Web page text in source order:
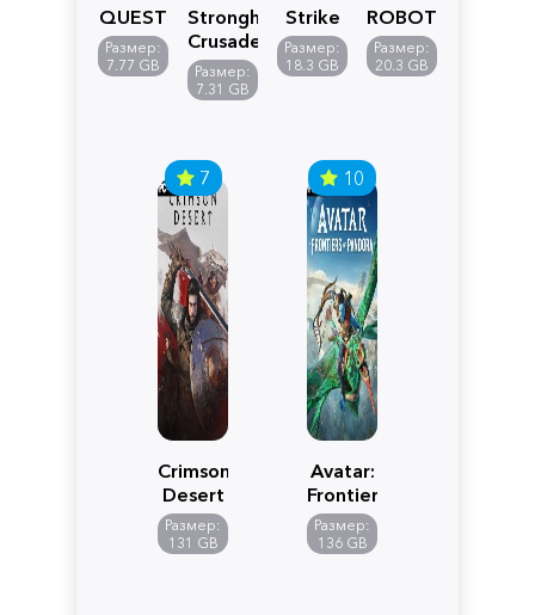
QUEST
VII
Reimagined
Размер:
7.77 GB
Stronghold
Crusader:
Definitive
Edition
Размер:
7.31 GB
Strike
5
Размер:
18.3 GB
ROBOT
WARS
Y
Размер:
20.3 GB
7
Crimson
Desert
Размер:
131 GB
10
Avatar:
Frontiers
of
Pandora
Размер:
136 GB